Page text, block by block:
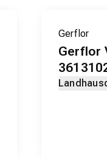
Gerflor
Gerflor